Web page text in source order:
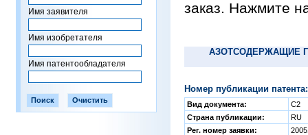
Имя заявителя
Имя изобретателя
Имя патентообладателя
заказ. Нажмите
АЗОТСОДЕРЖАЩИЕ
Номер публикации
Вид документа:
C2
Страна публикации:
RU
Рег. номер заявки: